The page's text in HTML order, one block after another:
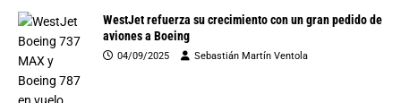
WestJet refuerza su crecimiento con un gran pedido de
aviones a Boeing
04/09/2025 Sebastián Martín Ventola